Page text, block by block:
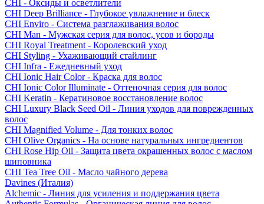
CHI - Оксиды и осветлители
CHI Deep Brilliance - Глубокое увлажнение и блеск
CHI Enviro - Система разглаживания волос
CHI Man - Мужская серия для волос, усов и бороды
CHI Royal Treatment - Королевский уход
CHI Styling - Ухаживающий стайлинг
CHI Infra - Ежедневный уход
CHI Ionic Hair Color - Краска для волос
CHI Ionic Color Illuminate - Оттеночная серия для волос
CHI Keratin - Кератиновое восстановление волос
CHI Luxury Black Seed Oil - Линия уходов для поврежденных
волос
CHI Magnified Volume - Для тонких волос
CHI Olive Organics - На основе натуральных ингредиентов
CHI Rose Hip Oil - Защита цвета окрашенных волос с маслом
шиповника
CHI Tea Tree Oil - Масло чайного дерева
Davines (Италия)
Alchemic - Линия для усиления и поддержания цвета